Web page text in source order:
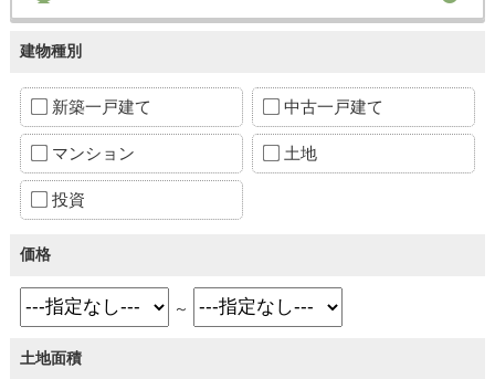
建物種別
新築一戸建て 中古一戸建て
マンション 土地
投資
価格
～
土地面積